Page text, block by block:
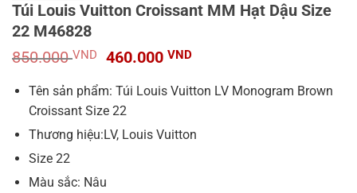
Túi Louis Vuitton Croissant MM Hạt Dậu Size
22 M46828
850.000VND
Giá
là:
850.000 VND.
460.000 VNDGiá
tại
Tên sản phẩm: Túi Louis Vuitton LV Monogram Brown
Croissant Size 22
Thương hiệu:LV, Louis Vuitton
Size 22
Màu sắc: Nâu